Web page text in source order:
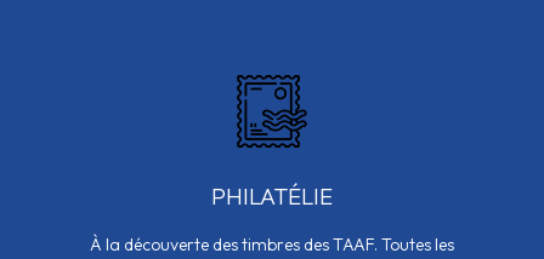
PHILATÉLIE
À la découverte des timbres des TAAF. Toutes les